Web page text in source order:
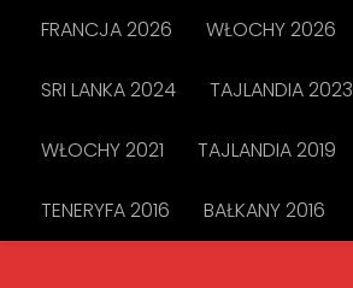
Przejdź do treści
FRANCJA 2026 WŁOCHY 2026
SRI LANKA 2024 TAJLANDIA 2023
WŁOCHY 2021 TAJLANDIA 2019
TENERYFA 2016 BAŁKANY 2016